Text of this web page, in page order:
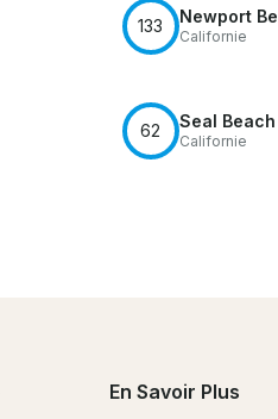
133 Newport
Californie
62 Seal Beach
Californie
En Savoir Plus